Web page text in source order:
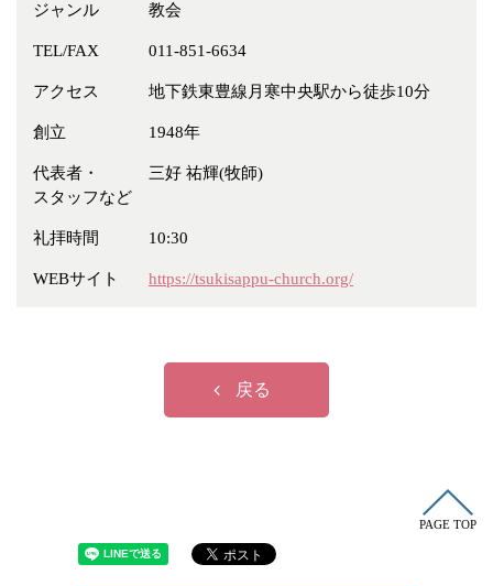
教会 学校・幼稚園・神学校
特別集会奉仕者
冠婚葬祭
ジャンル 教会
TEL/FAX 011-851-6634
アクセス 地下鉄東豊線月寒中央駅から徒歩10分
創立 1948年
代表者・
スタッフなど
三好 祐輝(牧師)
礼拝時間 10:30
WEBサイト https://tsukisappu-church.org/
戻る
PAGE TOP